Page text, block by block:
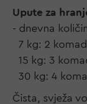
Upute za
- dnevna
7 kg: 2
15 kg: 3
30 kg: 4
Čista, svježa